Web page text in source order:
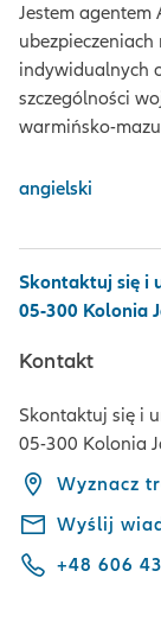
Jestem agentem
indywidualnych
szczególności
warmińsko-
angielski
Skontaktuj się i
05-300 Kolonia
Kontakt
Skontaktuj się i
05-300 Kolonia
Wyznacz
Wyślij
+48 606